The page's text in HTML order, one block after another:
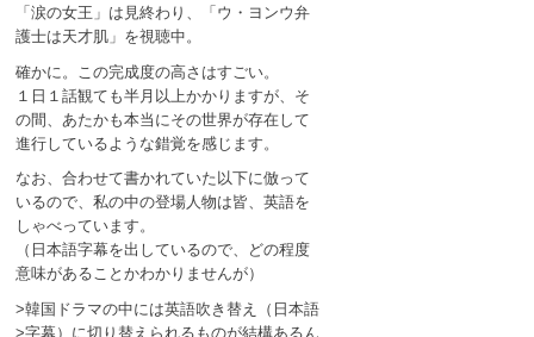
「涙の女王」は見終わり、「ウ・ヨンウ弁
護士は天才肌」を視聴中。
確かに。この完成度の高さはすごい。
１日１話観ても半月以上かかりますが、そ
の間、あたかも本当にその世界が存在して
進行しているような錯覚を感じます。
なお、合わせて書かれていた以下に倣って
いるので、私の中の登場人物は皆、英語を
しゃべっています。
（日本語字幕を出しているので、どの程度
意味があることかわかりませんが）
>韓国ドラマの中には英語吹き替え（日本語
>字幕）に切り替えられるものが結構あるん